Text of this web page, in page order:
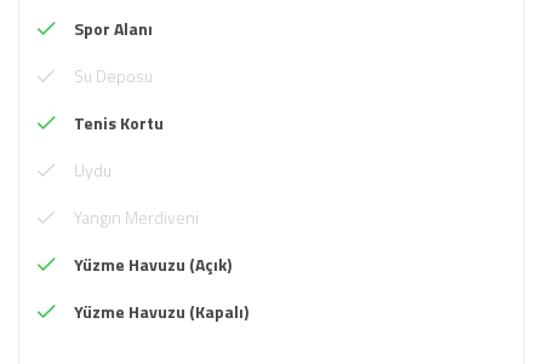
Spor Alanı
Su Deposu
Tenis Kortu
Uydu
Yangın Merdiveni
Yüzme Havuzu (Açık)
Yüzme Havuzu (Kapalı)